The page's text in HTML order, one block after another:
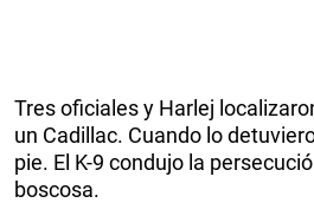
Tres oficiales y Harlej
un Cadillac. Cuando lo
pie. El K-9 condujo la
boscosa.